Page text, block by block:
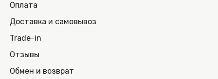
Оплата
Доставка и самовывоз
Trade-in
Отзывы
Обмен и возврат